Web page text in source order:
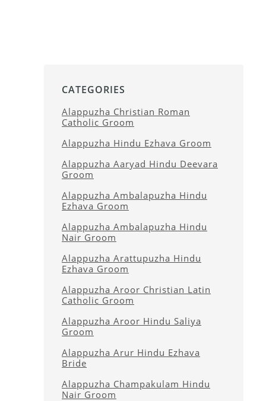
CATEGORIES
Alappuzha Christian Roman
Catholic Groom
Alappuzha Hindu Ezhava Groom
Alappuzha Aaryad Hindu Deevara
Groom
Alappuzha Ambalapuzha Hindu
Ezhava Groom
Alappuzha Ambalapuzha Hindu
Nair Groom
Alappuzha Arattupuzha Hindu
Ezhava Groom
Alappuzha Aroor Christian Latin
Catholic Groom
Alappuzha Aroor Hindu Saliya
Groom
Alappuzha Arur Hindu Ezhava
Bride
Alappuzha Champakulam Hindu
Nair Groom